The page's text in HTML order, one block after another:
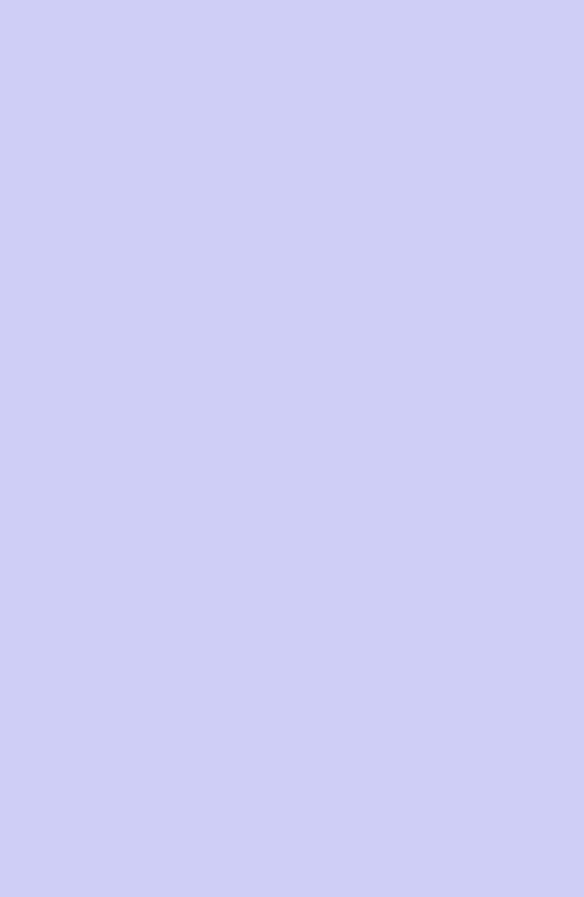
gmbH wurden mit größter Sorgfalt erstellt. Für die Richtigkeit,
können wir jedoch keine Gewähr übernehmen. Als
auf diesen Seiten nach den allgemeinen Gesetzen
als Diensteanbieter jedoch nicht verpflichtet, übermittelte
überwachen oder nach Umständen zu forschen, die auf eine
zur Entfernung oder Sperrung der Nutzung von
Gesetzen bleiben hiervon unberührt. Eine diesbezügliche
der Kenntnis einer konkreten Rechtsverletzung möglich.
Rechtsverletzungen werden wir diese Inhalte sofort
direkt (mittels Link) oder indirekt (Einfügung der Webseite mit
Dritter, auf deren Inhalte wir keinen Einfluss haben.
keine Gewähr übernehmen. Für die Inhalte der verlinkten
der Seiten verantwortlich. Die verlinkten Seiten
Rechtsverstöße überprüft. Rechtswidrige Inhalte waren
Eine permanente inhaltliche Kontrolle der verlinkten
einer Rechtsverletzung nicht zumutbar. Bei Bekanntwerden
Links sofort entfernen.
und Werke auf diesen Seiten unterliegen dem
Verbreitung und jede Art der Verwertung
der schriftlichen Zustimmung des jeweiligen Autors
Seite sind nur für den privaten, nicht kommerziellen
auf dieser Seite nicht vom Betreiber erstellt wurden, werden
werden Inhalte Dritter als solche gekennzeichnet.
aufmerksam werden, bitten wir um einen
von Rechtsverletzungen werden wir derartige Inhalte
Abmahnung bitten wir um direkte